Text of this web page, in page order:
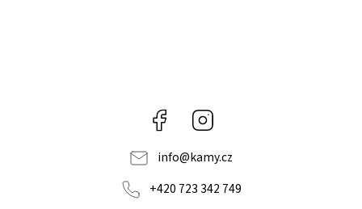
Facebook
info@kamy.cz
+420 723 342 749